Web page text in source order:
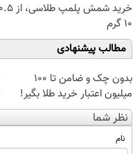
۱۰ گرم
مطالب پیشنهادی
بدون چک و ضامن تا 100
میلیون اعتبار خرید طلا بگیر!
نظر شما
نام